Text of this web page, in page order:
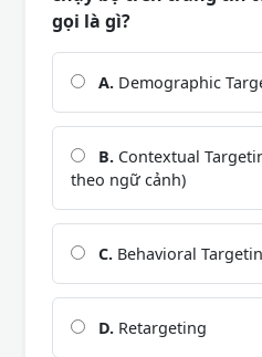
gọi là gì?
A. Demographic
B. Contextual
theo ngữ cảnh)
C. Behavioral
D. Retargeting